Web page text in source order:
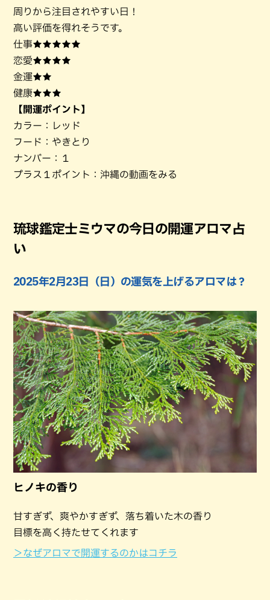
周りから注目されやすい日！
高い評価を得れそうです。
仕事★★★★★
恋愛★★★★
金運★★
健康★★★
【開運ポイント】
カラー：レッド
フード：やきとり
ナンバー：１
プラス１ポイント：沖縄の動画をみる
琉球鑑定士ミウマの今日の開運アロマ占
い
2025年2月23日（日）の運気を上げるアロマは？
ヒノキの香り
甘すぎず、爽やかすぎず、落ち着いた木の香り
目標を高く持たせてくれます
＞なぜアロマで開運するのかはコチラ